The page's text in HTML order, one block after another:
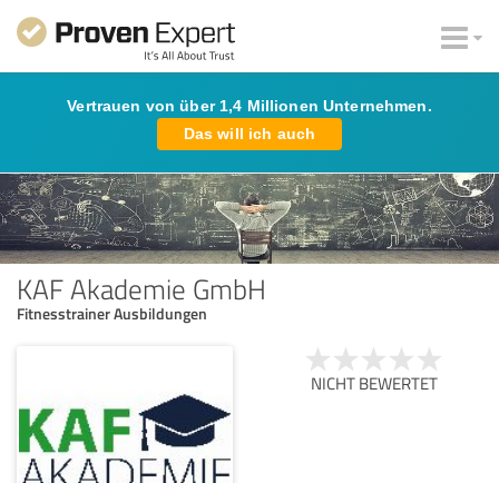
Vertrauen von über 1,4 Millionen Unternehmen.
Das will ich auch
KAF Akademie GmbH
Fitnesstrainer Ausbildungen
NICHT BEWERTET